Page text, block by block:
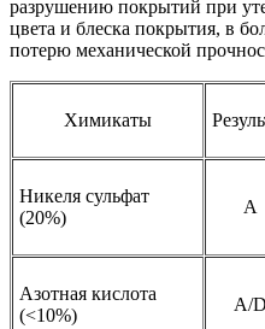
разрушению покрытий при
цвета и блеска покрытия, в
потерю механической
Химикаты
Никеля сульфат
(20%)
А
Азотная кислота
(<10%)
A/D